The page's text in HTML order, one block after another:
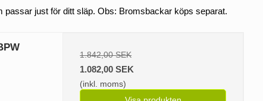
just för ditt släp. Obs: Bromsbackar köps separat.
1.842,00 SEK
1.082,00 SEK
(inkl. moms)